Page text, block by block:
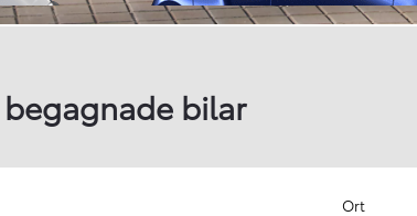
begagnade bilar
Ort